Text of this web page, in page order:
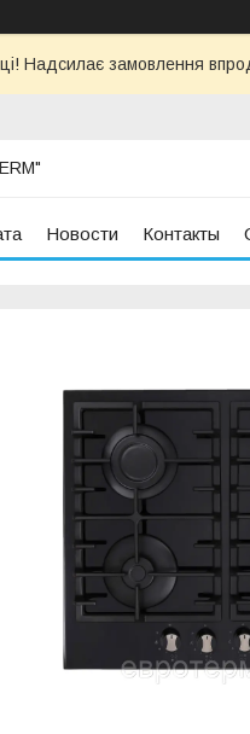
Надсилає замовлення
Новости Контакты